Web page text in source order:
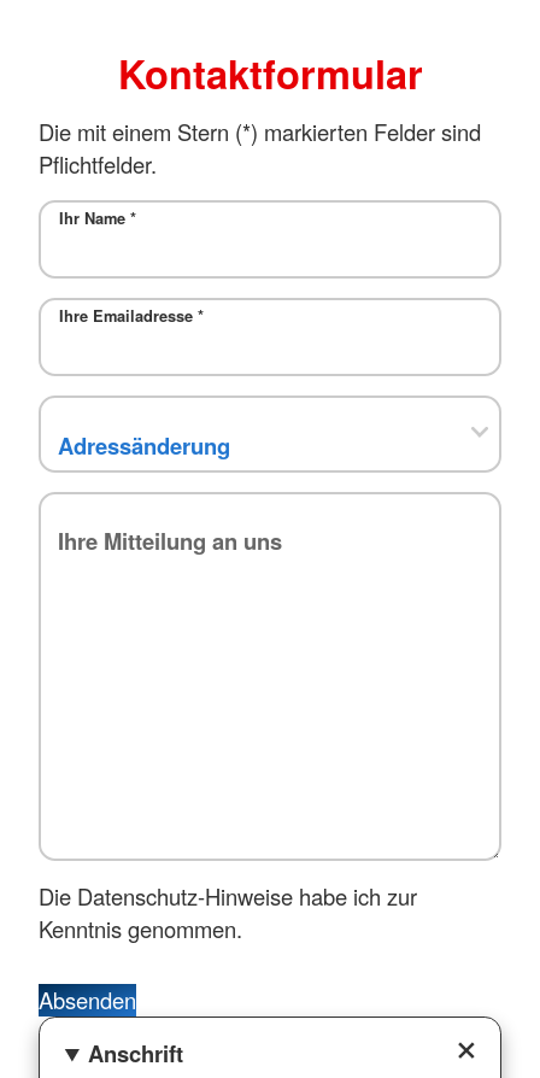
Kontaktformular
Die mit einem Stern (*) markierten Felder sind
Pflichtfelder.
Ihr Name *
Ihre Emailadresse *
Die Datenschutz-Hinweise habe ich zur
Kenntnis genommen.
Absenden
Anschrift